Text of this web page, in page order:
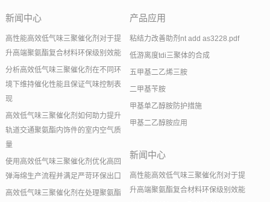
新闻中心
高性能高效低气味三聚催化剂对于提
升高端聚氨酯复合材料环保级别效能
分析高效低气味三聚催化剂在不同环
境下维持催化性能且保证气味控制表
现
高效低气味三聚催化剂如何助力提升
轨道交通聚氨酯内饰件的室内空气质
量
使用高效低气味三聚催化剂优化高回
弹海绵生产流程并满足严苛环保出口
高效低气味三聚催化剂在处理聚氨酯
产品应用
粘结力改善助剂nt add as3228.pdf
低游离度tdi三聚体的合成
五甲基二乙烯三胺
二甲基苄胺
甲基单乙醇胺防护措施
甲基二乙醇胺应用
新闻中心
高性能高效低气味三聚催化剂对于提
升高端聚氨酯复合材料环保级别效能